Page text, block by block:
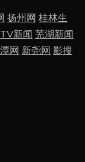
扬州网 桂林生
新闻 芜湖新闻
网 新尧网 影搜